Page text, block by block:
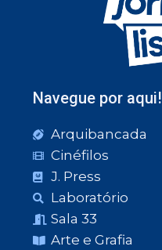
Navegue por aqui!
Arquibancada
Cinéfilos
J. Press
Laboratório
Sala 33
Arte e Grafia